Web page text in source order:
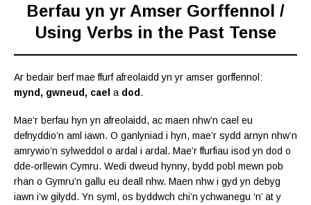
Berfau yn yr Amser Gorffennol /
Using Verbs in the Past Tense
Ar bedair berf mae ffurf afreolaidd yn yr amser gorffennol:
mynd, gwneud, cael a dod.
Mae’r berfau hyn yn afreolaidd, ac maen nhw’n cael eu
defnyddio’n aml iawn. O ganlyniad i hyn, mae’r sydd arnyn nhw’n
amrywio’n sylweddol o ardal i ardal. Mae’r ffurfiau isod yn dod o
dde-orllewin Cymru. Wedi dweud hynny, bydd pobl mewn pob
rhan o Gymru’n gallu eu deall nhw. Maen nhw i gyd yn debyg
iawn i’w gilydd. Yn syml, os byddwch chi’n ychwanegu ‘n’ at y